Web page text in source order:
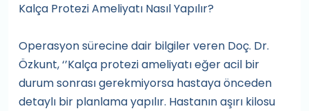
Kalça Protezi Ameliyatı Nasıl Yapılır?
Operasyon sürecine dair bilgiler veren Doç. Dr.
Özkunt, ‘’Kalça protezi ameliyatı eğer acil bir
durum sonrası gerekmiyorsa hastaya önceden
detaylı bir planlama yapılır. Hastanın aşırı kilosu